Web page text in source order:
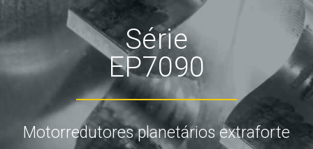
Série
EP7090
Motorredutores planetários extraforte